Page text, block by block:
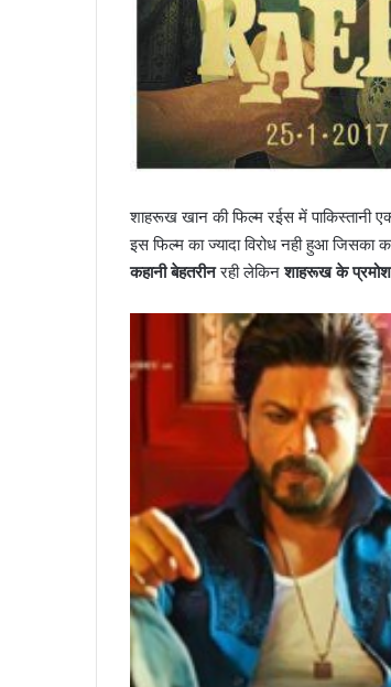
शाहरूख खान की फिल्म रईस में पाकिस्तानी
इस फिल्म का ज्यादा विरोध नही हुआ
कहानी बेहतरीनरही लेकिनशाहरूख के